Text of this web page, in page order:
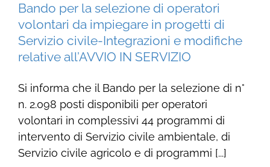
Bando per la selezione di operatori
volontari da impiegare in progetti di
Servizio civile-Integrazioni e modifiche
relative all’AVVIO IN SERVIZIO
Si informa che il Bando per la selezione di n°
n. 2.098 posti disponibili per operatori
volontari in complessivi 44 programmi di
intervento di Servizio civile ambientale, di
Servizio civile agricolo e di programmi [...]